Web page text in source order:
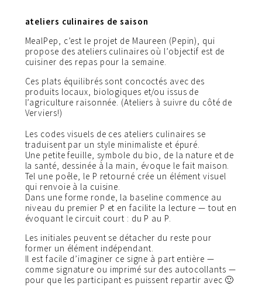
ateliers culinaires de saison
MealPep, c’est le projet de Maureen (Pepin), qui
propose des ateliers culinaires où l’objectif est de
cuisiner des repas pour la semaine.
Ces plats équilibrés sont concoctés avec des
produits locaux, biologiques et/ou issus de
l’agriculture raisonnée. (Ateliers à suivre du côté de
Verviers!)
Les codes visuels de ces ateliers culinaires se
traduisent par un style minimaliste et épuré.
Une petite feuille, symbole du bio, de la nature et de
la santé, dessinée à la main, évoque le fait maison.
Tel une poêle, le P retourné crée un élément visuel
qui renvoie à la cuisine.
Dans une forme ronde, la baseline commence au
niveau du premier P et en facilite la lecture — tout en
évoquant le circuit court : du P au P.
Les initiales peuvent se détacher du reste pour
former un élément indépendant.
Il est facile d’imaginer ce signe à part entière —
comme signature ou imprimé sur des autocollants —
pour que les participant·es puissent repartir avec 🙂